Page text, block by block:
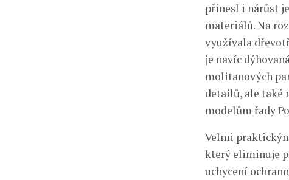
přinesl i nárůst
materiálů. Na
využívala
je navíc
molitanových
detailů, ale také
modelům řady
Velmi
který eliminuje
uchycení